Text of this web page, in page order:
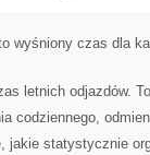
wyśniony czas dla
letnich odjazdów.
codziennego,
jakie statystycznie